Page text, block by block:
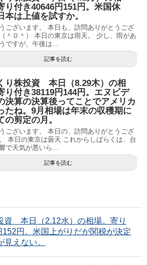
り付き40646円151円。米国休
本は上値を試すか。
ございます。 本日も、訪問ありがとうござ
＾０＾） 本日の東京は雨天。 少し、雨があ
ですが、午後は...
記事を読む
り株投資 本日（8.29木）の相
り付き38119円144円。エヌビデ
決算の決算後ってことでアメリカ
たね。9月相場は年末の収穫期に
の剪定の月。
ございます。 本日の、訪問ありがとうござ
本日の東京は曇天 これからしばらくは、台
で天気が悪いら...
記事を読む
資 本日（2.12水）の相場。寄り
円。米国上がりだが関税が決定
見えない。